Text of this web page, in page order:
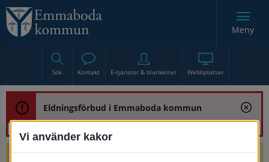
Sök Kontakt E-tjänster & blanketter Webbplatser
Meny
Eldningsförbud i Emmaboda kommun
Vi använder kakor